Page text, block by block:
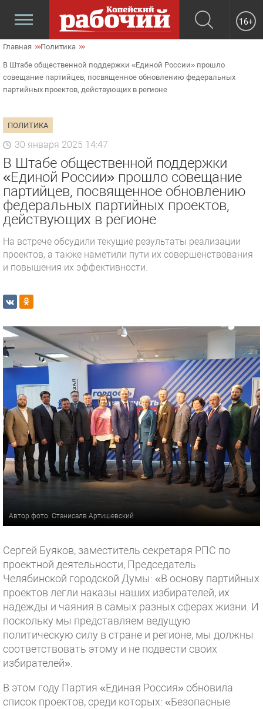
16+
Главная Политика
В Штабе общественной поддержки «Единой России» прошло
совещание партийцев, посвященное обновлению федеральных
партийных проектов, действующих в регионе
ПОЛИТИКА
30 января 2025 14:47
В Штабе общественной поддержки
«Единой России» прошло совещание
партийцев, посвященное обновлению
федеральных партийных проектов,
действующих в регионе
На встрече обсудили текущие результаты реализации
проектов, а также наметили пути их совершенствования
и повышения их эффективности.
Автор фото: Станисалв Артишевский
Сергей Буяков, заместитель секретаря РПС по
проектной деятельности, Председатель
Челябинской городской Думы: «В основу партийных
проектов легли наказы наших избирателей, их
надежды и чаяния в самых разных сферах жизни. И
поскольку мы представляем ведущую
политическую силу в стране и регионе, мы должны
соответствовать этому и не подвести своих
избирателей».
В этом году Партия «Единая Россия» обновила
список проектов, среди которых: «Безопасные